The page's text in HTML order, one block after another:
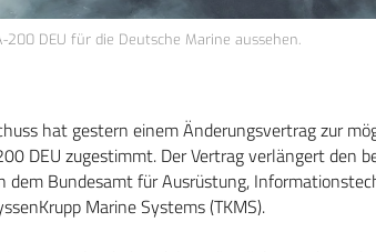
200 DEU für die Deutsche Marine aussehen.
hat gestern einem Änderungsvertrag zur
DEU zugestimmt. Der Vertrag verlängert den
dem Bundesamt für Ausrüstung,
Marine Systems (TKMS).